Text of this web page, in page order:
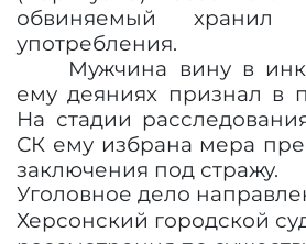
обвиняемый хранил
употребления.
Мужчина вину в
ему деяниях признал в
На стадии
СК ему избрана мера
заключения под стражу.
Уголовное дело
Херсонский городской